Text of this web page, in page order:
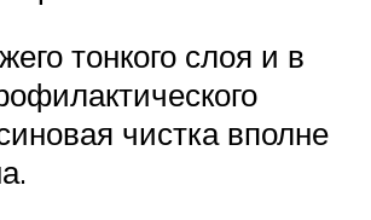
тонкого слоя и в
чистка вполне